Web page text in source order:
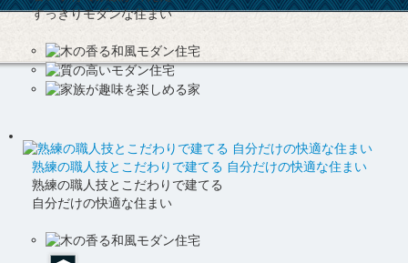
すっきりモダンな住まい
熟練の職人技とこだわりで建てる 自分だけの快適な住まい
熟練の職人技とこだわりで建てる
自分だけの快適な住まい